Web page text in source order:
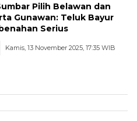
Pilih Belawan dan
Gunawan: Teluk Bayur
Serius
Kamis, 13 November 2025, 17:35 WIB